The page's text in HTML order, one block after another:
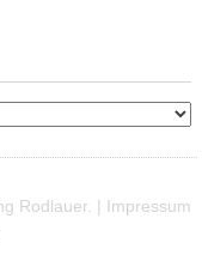
Rodlauer. | Impressum